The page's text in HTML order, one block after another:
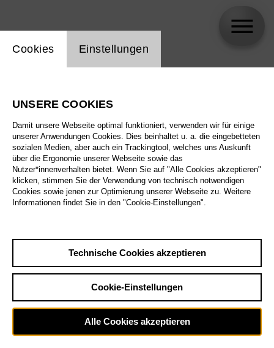
Einstellung Website Cookie
Cookies Einstellungen
UNSERE COOKIES
Damit unsere Webseite optimal funktioniert, verwenden wir für einige
unserer Anwendungen Cookies. Dies beinhaltet u. a. die eingebetteten
sozialen Medien, aber auch ein Trackingtool, welches uns Auskunft
über die Ergonomie unserer Webseite sowie das
Nutzer*innenverhalten bietet. Wenn Sie auf "Alle Cookies akzeptieren"
klicken, stimmen Sie der Verwendung von technisch notwendigen
Cookies sowie jenen zur Optimierung unserer Webseite zu. Weitere
Informationen findet Sie in den "Cookie-Einstellungen".
Technische Cookies akzeptieren
Cookie-Einstellungen
Alle Cookies akzeptieren